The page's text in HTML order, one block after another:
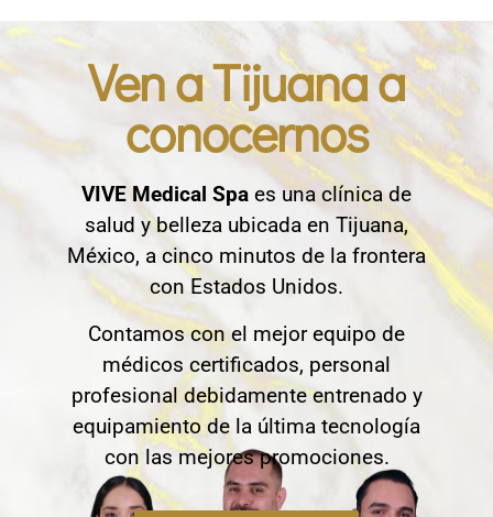
Ven a Tijuana a
conocernos
VIVE Medical Spa es una clínica de
salud y belleza ubicada en Tijuana,
México, a cinco minutos de la frontera
con Estados Unidos.
Contamos con el mejor equipo de
médicos certificados, personal
profesional debidamente entrenado y
equipamiento de la última tecnología
con las mejores promociones.